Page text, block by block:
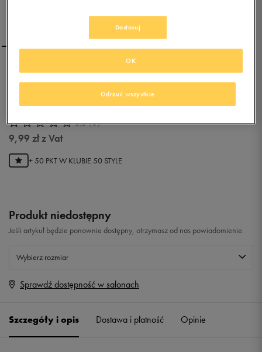
NIKE STOPKI 3PPK
WOMEN'S DRI FIT
0.0(0)
9,99 złz Vat
+ 50 PKT W KLUBIE 50 STYLE
Produkt niedostępny
Jeśli artykuł będzie ponownie dostępny, otrzymasz od nas powiadomienie.
Wybierz rozmiar
Rozmiary EU
34-38
Sprawdź dostępność w salonach
Szczegóły i opis Dostawa i płatność Opinie
Dostosuj
Odrzuć wszystkie
OK